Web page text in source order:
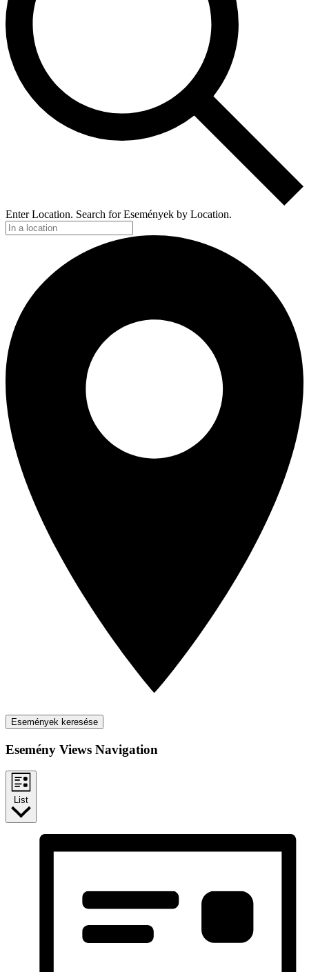
Enter Location. Search for Események by Location.
Események keresése
Esemény Views Navigation
List